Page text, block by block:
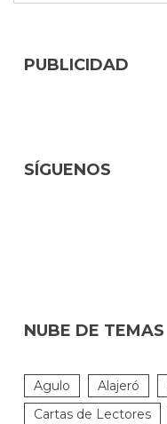
PUBLICIDAD
SÍGUENOS
NUBE DE TEMAS
Agulo Alajeró
Cartas de Lectores